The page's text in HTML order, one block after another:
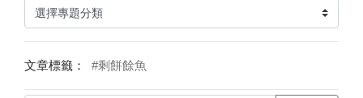
文章標籤： #剩餅餘魚